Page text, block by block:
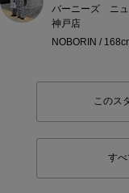
バーニーズ ニュ
神戸店
NOBORIN /
このス
すべ